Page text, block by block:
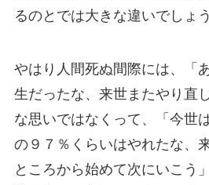
るのとでは大きな違いでしょう
やはり人間死ぬ間際には、「
生だったな、来世またやり直
な思いではなくって、「今世
の９７％くらいはやれたな、
ところから始めて次にいこう